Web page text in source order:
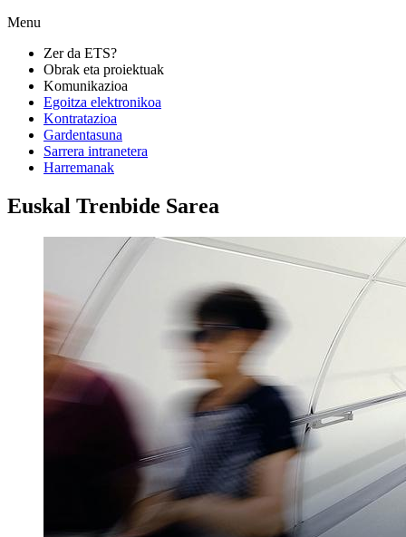
Menu
Zer da ETS?
Obrak eta proiektuak
Komunikazioa
Egoitza elektronikoa
Kontratazioa
Gardentasuna
Sarrera intranetera
Harremanak
Euskal Trenbide Sarea